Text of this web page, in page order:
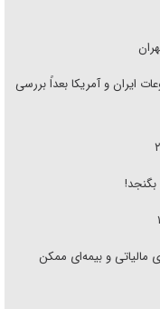
ایران و آمریکا بعداً بررسی
مالیاتی و بیمه‌ای ممکن